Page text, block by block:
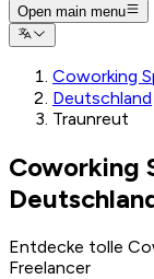
Open main menu
Coworking
Deutschland
Traunreut
Coworking
Entdecke tolle
Freelancer